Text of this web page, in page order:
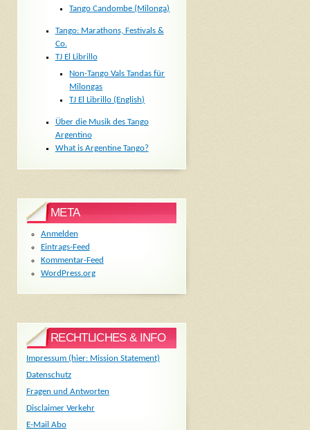
Tango Candombe (Milonga)
Tango: Marathons, Festivals &
Co.
TJ El Librillo
Non-Tango Vals Tandas für
Milongas
TJ El Librillo (English)
Über die Musik des Tango
Argentino
What is Argentine Tango?
META
Anmelden
Eintrags-Feed
Kommentar-Feed
WordPress.org
RECHTLICHES & INFO
Impressum (hier: Mission Statement)
Datenschutz
Fragen und Antworten
Disclaimer Verkehr
E-Mail Abo